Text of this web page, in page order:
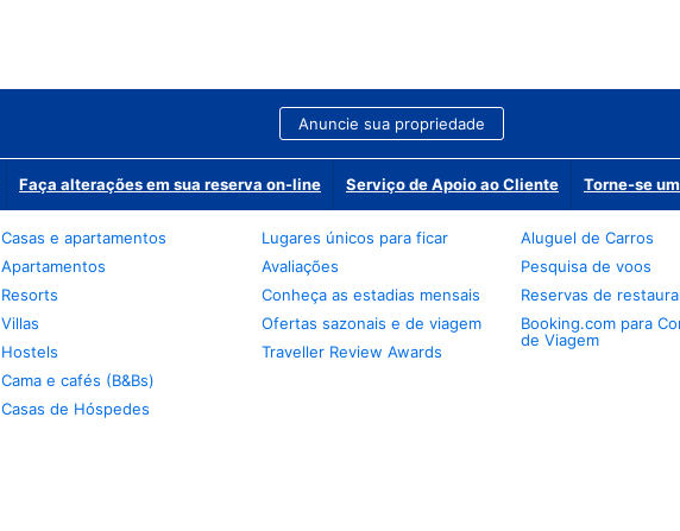
Anuncie sua propriedade
Faça alterações em sua reserva on-line Serviço de Apoio ao Cliente Torne-se
Casas e apartamentos
Apartamentos
Resorts
Villas
Hostels
Cama e cafés (B&Bs)
Casas de Hóspedes
Lugares únicos para ficar
Avaliações
Conheça as estadias mensais
Ofertas sazonais e de viagem
Traveller Review Awards
Aluguel de Carros
Pesquisa de voos
Reservas de
Booking.com para
de Viagem